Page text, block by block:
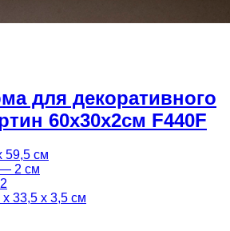
для декоративного
60х30х2см F440F
59,5 см
2 см
33,5 х 3,5 см